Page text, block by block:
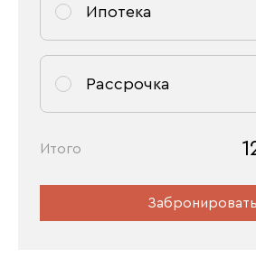
Ипотека
Рассрочка
Итого
Забронировать